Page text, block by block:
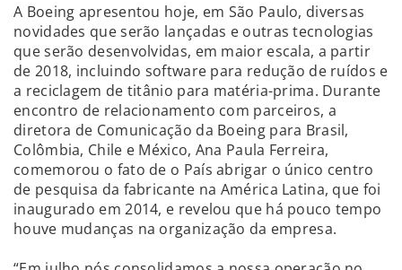
A Boeing apresentou hoje, em São Paulo, diversas
novidades que serão lançadas e outras tecnologias
que serão desenvolvidas, em maior escala, a partir
de 2018, incluindo software para redução de ruídos e
a reciclagem de titânio para matéria-prima. Durante
encontro de relacionamento com parceiros, a
diretora de Comunicação da Boeing para Brasil,
Colômbia, Chile e México, Ana Paula Ferreira,
comemorou o fato de o País abrigar o único centro
de pesquisa da fabricante na América Latina, que foi
inaugurado em 2014, e revelou que há pouco tempo
houve mudanças na organização da empresa.